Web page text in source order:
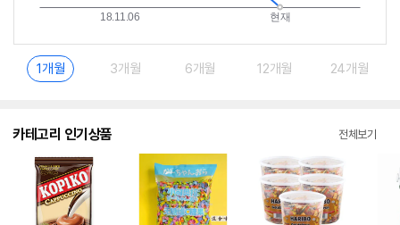
1개월 3개월 6개월 12개월 24개월
카테고리 인기상품 전체보기